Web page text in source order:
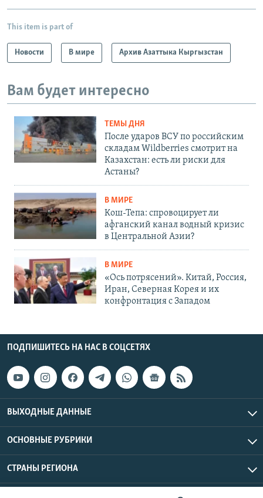
This item is part of
Новости В мире Архив Азаттыка Кыргызстан
Вам будет интересно
ТЕМЫ ДНЯ
После ударов ВСУ по российским
складам Wildberries смотрит на
Казахстан: есть ли риски для
Астаны?
В МИРЕ
Кош-Тепа: спровоцирует ли
афганский канал водный кризис
в Центральной Азии?
В МИРЕ
«Ось потрясений». Китай, Россия,
Иран, Северная Корея и их
конфронтация с Западом
ПОДПИШИТЕСЬ НА НАС В СОЦСЕТЯХ
ВЫХОДНЫЕ ДАННЫЕ
ОСНОВНЫЕ РУБРИКИ
СТРАНЫ РЕГИОНА